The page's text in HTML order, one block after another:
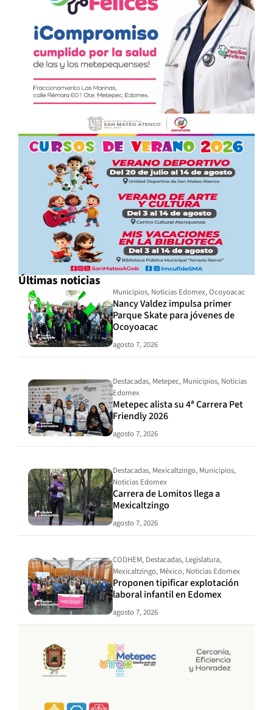
Últimas noticias
Municipios, Noticias Edomex,Ocoyoacac
Nancy Valdez impulsa primer
Parque Skate para jóvenes de
Ocoyoacac
agosto 7, 2026
Destacadas, Metepec, Municipios, Noticias
Edomex
Metepec alista su 4ª Carrera Pet
Friendly 2026
agosto 7, 2026
Destacadas, Mexicaltzingo, Municipios,
Noticias Edomex
Carrera de Lomitos llega a
Mexicaltzingo
agosto 7, 2026
CODHEM, Destacadas, Legislatura,
Mexicaltzingo, México, Noticias Edomex
Proponen tipificar explotación
laboral infantil en Edomex
agosto 7, 2026